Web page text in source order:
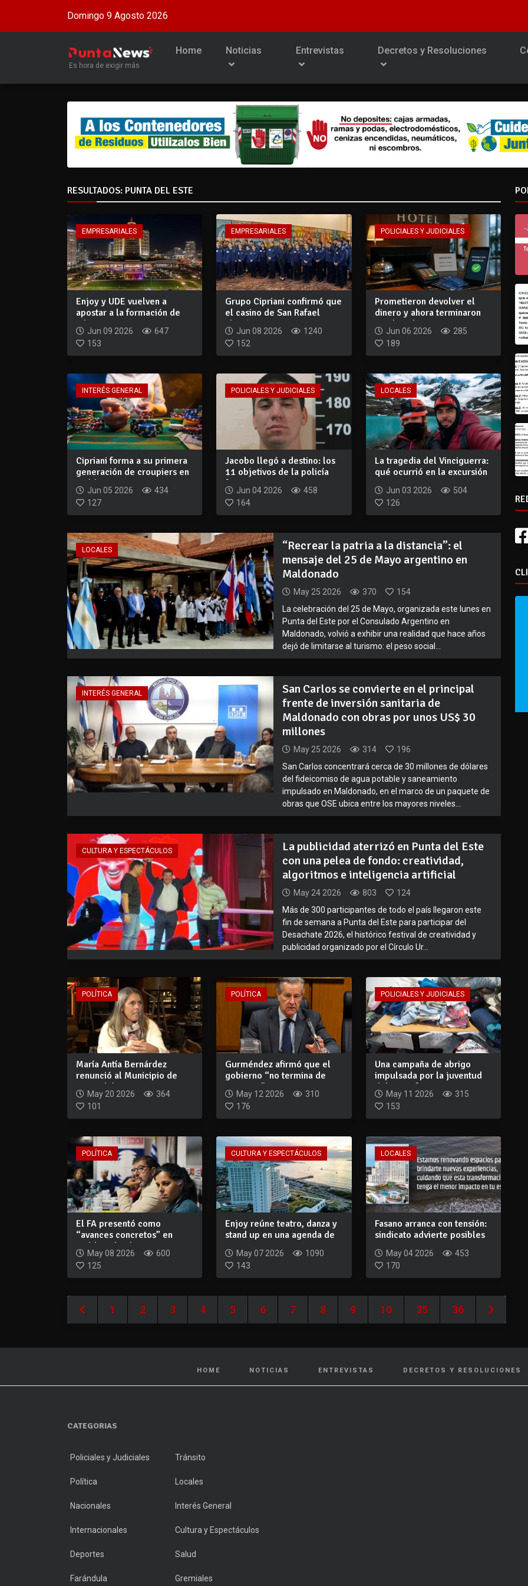
Domingo 9 Agosto 2026
Es hora de exigir más
Home Noticias Entrevistas Decretos y Resoluciones
RESULTADOS: PUNTA DEL ESTE
EMPRESARIALES
Enjoy y UDE vuelven a
apostar a la formación de
talento para...
Jun 09 2026
647
153
EMPRESARIALES
Grupo Cipriani confirmó que
el casino de San Rafael
abrirá e...
Jun 08 2026
1240
152
POLICIALES Y JUDICIALES
Prometieron devolver el
dinero y ahora terminaron
condenados...
Jun 06 2026
285
189
INTERÉS GENERAL
Cipriani forma a su primera
generación de croupiers en
Maldo...
Jun 05 2026
434
127
POLICIALES Y JUDICIALES
Jacobo llegó a destino: los
11 objetivos de la policía
fuero...
Jun 04 2026
458
164
LOCALES
La tragedia del Vinciguerra:
qué ocurrió en la excursión
Jun 03 2026
504
126
LOCALES
“Recrear la patria a la distancia”: el
mensaje del 25 de Mayo argentino en
Maldonado
May 25 2026 370
154
La celebración del 25 de Mayo, organizada este lunes en
Punta del Este por el Consulado Argentino en
Maldonado, volvió a exhibir una realidad que hace años
dejó de limitarse al turismo: el peso social...
INTERÉS GENERAL
San Carlos se convierte en el principal
frente de inversión sanitaria de
Maldonado con obras por unos US$ 30
millones
May 25 2026 314
196
San Carlos concentrará cerca de 30 millones de dólares
del fideicomiso de agua potable y saneamiento
impulsado en Maldonado, en el marco de un paquete de
obras que OSE ubica entre los mayores niveles...
CULTURA Y ESPECTÁCULOS
La publicidad aterrizó en Punta del Este
con una pelea de fondo: creatividad,
algoritmos e inteligencia artificial
May 24 2026 803
124
Más de 300 participantes de todo el país llegaron este
fin de semana a Punta del Este para participar del
Desachate 2026, el histórico festival de creatividad y
publicidad organizado por el Círculo Ur...
POLÍTICA
María Antía Bernárdez
renunció al Municipio de
Punta del Est...
May 20 2026
364
101
POLÍTICA
Gurméndez afirmó que el
gobierno “no termina de
empezar” y c...
May 12 2026
310
176
POLICIALES Y JUDICIALES
Una campaña de abrigo
impulsada por la juventud
del FA ya fu...
May 11 2026
315
153
POLÍTICA
El FA presentó como
“avances concretos” en
Maldonado obras y...
May 08 2026
600
125
CULTURA Y ESPECTÁCULOS
Enjoy reúne teatro, danza y
stand up en una agenda de
May 07 2026
1090
143
LOCALES
Fasano arranca con tensión:
sindicato advierte posibles
May 04 2026
453
170
1 2 3 4 5 6 7 8 9 10 35 36
HOME NOTICIAS ENTREVISTAS DECRETOS Y RESOLUCIONES
CATEGORIAS
Policiales y Judiciales Tránsito
Política Locales
Nacionales Interés General
Internacionales Cultura y Espectáculos
Deportes Salud
Farándula Gremiales